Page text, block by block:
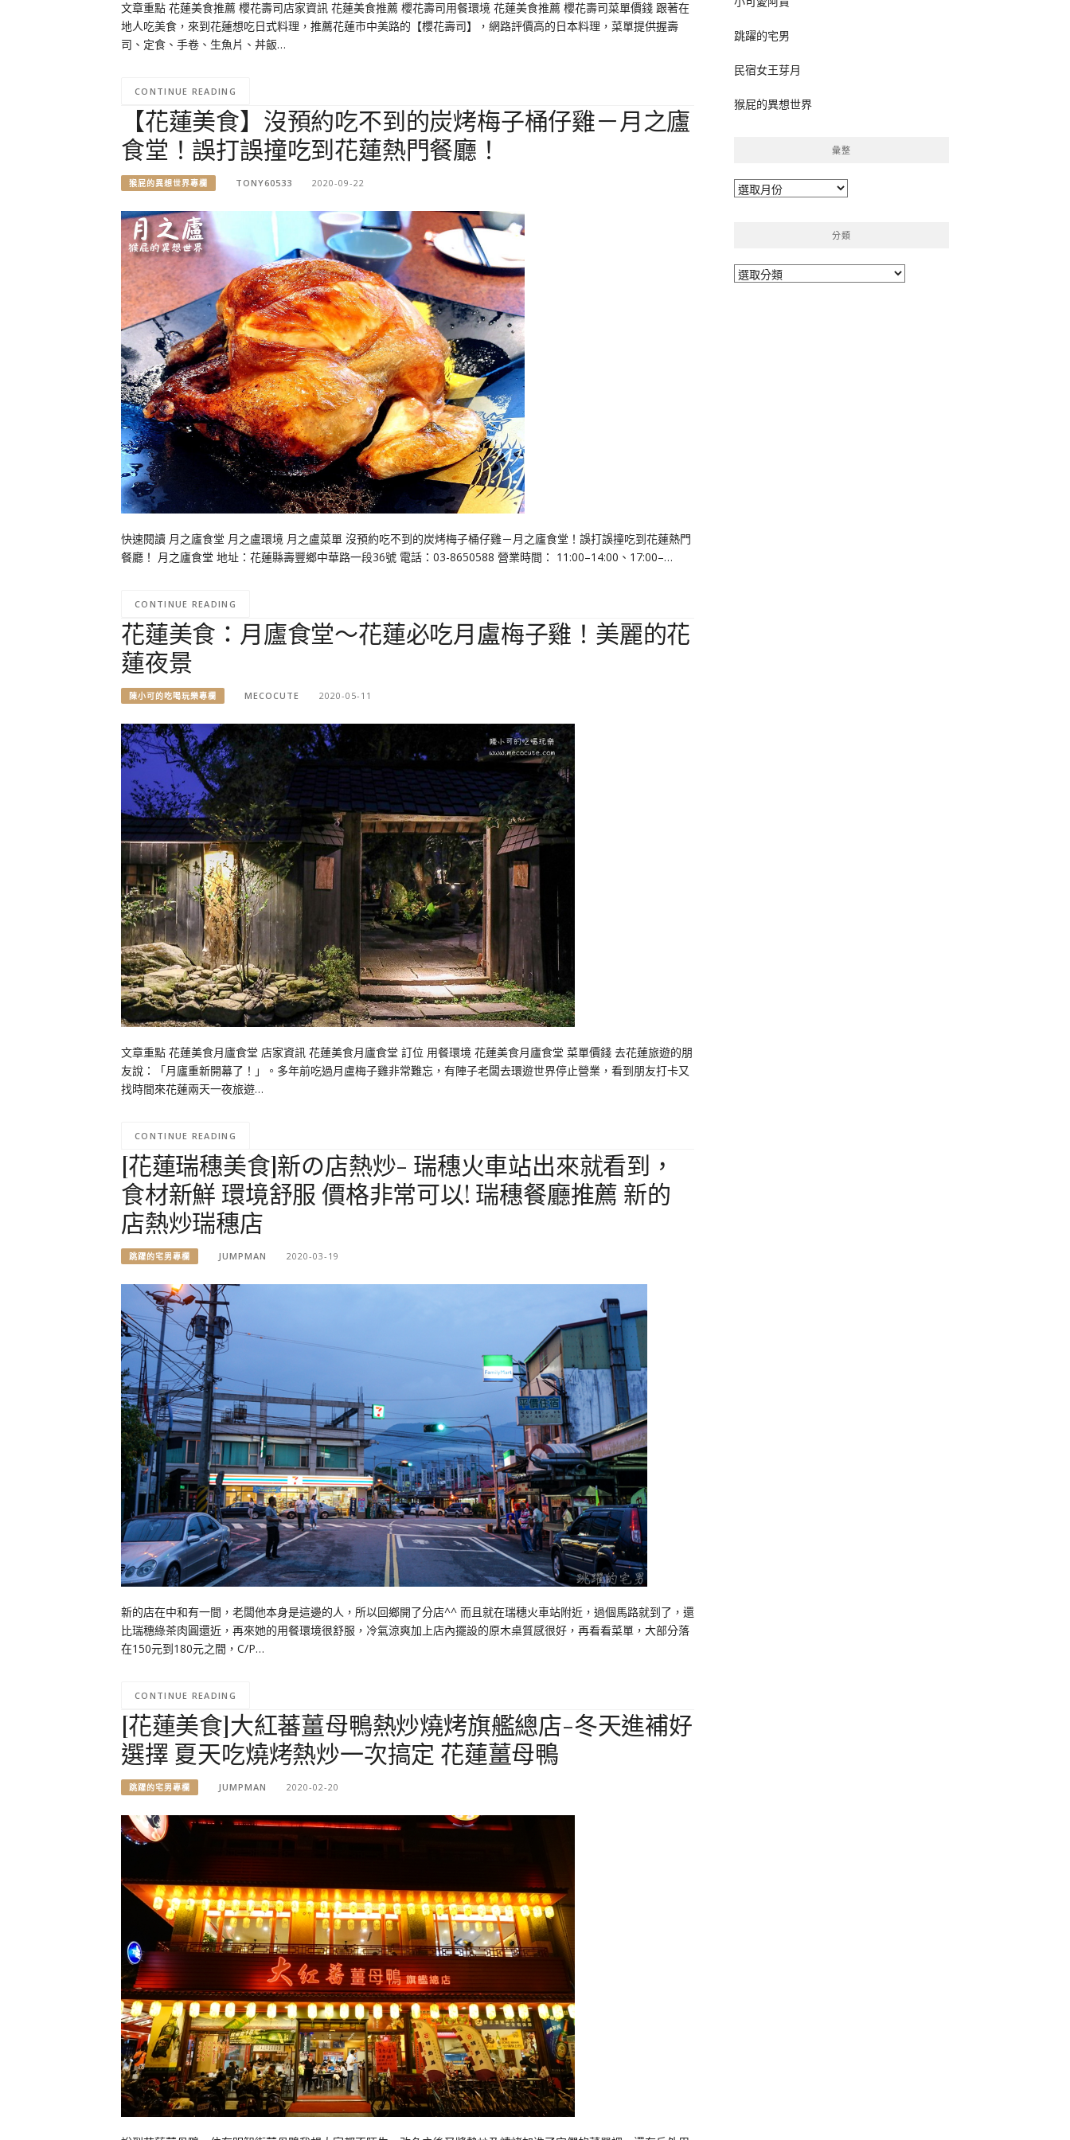
文章重點 花蓮美食推薦 櫻花壽司店家資訊 花蓮美食推薦 櫻花壽司用餐環境 花蓮美食推薦 櫻花壽司菜單價錢 跟著在
地人吃美食，來到花蓮想吃日式料理，推薦花蓮市中美路的【櫻花壽司】，網路評價高的日本料理，菜單提供握壽
司、定食、手卷、生魚片、丼飯…
CONTINUE READING
【花蓮美食】沒預約吃不到的炭烤梅子桶仔雞－月之廬
食堂！誤打誤撞吃到花蓮熱門餐廳！
猴屁的異想世界專欄 TONY60533 2020-09-22
快速閱讀 月之廬食堂 月之盧環境 月之盧菜單 沒預約吃不到的炭烤梅子桶仔雞－月之廬食堂！誤打誤撞吃到花蓮熱門
餐廳！ 月之廬食堂 地址：花蓮縣壽豐鄉中華路一段36號 電話：03-8650588 營業時間： 11:00–14:00、17:00–…
CONTINUE READING
花蓮美食：月廬食堂～花蓮必吃月盧梅子雞！美麗的花
蓮夜景
陳小可的吃喝玩樂專欄 MECOCUTE 2020-05-11
文章重點 花蓮美食月廬食堂 店家資訊 花蓮美食月廬食堂 訂位 用餐環境 花蓮美食月廬食堂 菜單價錢 去花蓮旅遊的朋
友說：「月廬重新開幕了！」。多年前吃過月盧梅子雞非常難忘，有陣子老闆去環遊世界停止營業，看到朋友打卡又
找時間來花蓮兩天一夜旅遊…
CONTINUE READING
[花蓮瑞穗美食]新の店熱炒- 瑞穗火車站出來就看到，
食材新鮮 環境舒服 價格非常可以! 瑞穗餐廳推薦 新的
店熱炒瑞穗店
跳躍的宅男專欄 JUMPMAN 2020-03-19
新的店在中和有一間，老闆他本身是這邊的人，所以回鄉開了分店^^ 而且就在瑞穗火車站附近，過個馬路就到了，還
比瑞穗綠茶肉圓還近，再來她的用餐環境很舒服，冷氣涼爽加上店內擺設的原木桌質感很好，再看看菜單，大部分落
在150元到180元之間，C/P…
CONTINUE READING
[花蓮美食]大紅蕃薑母鴨熱炒燒烤旗艦總店-冬天進補好
選擇 夏天吃燒烤熱炒一次搞定 花蓮薑母鴨
跳躍的宅男專欄 JUMPMAN 2020-02-20
跳躍的宅男
民宿女王芽月
猴屁的異想世界
彙整
彙
分類
分